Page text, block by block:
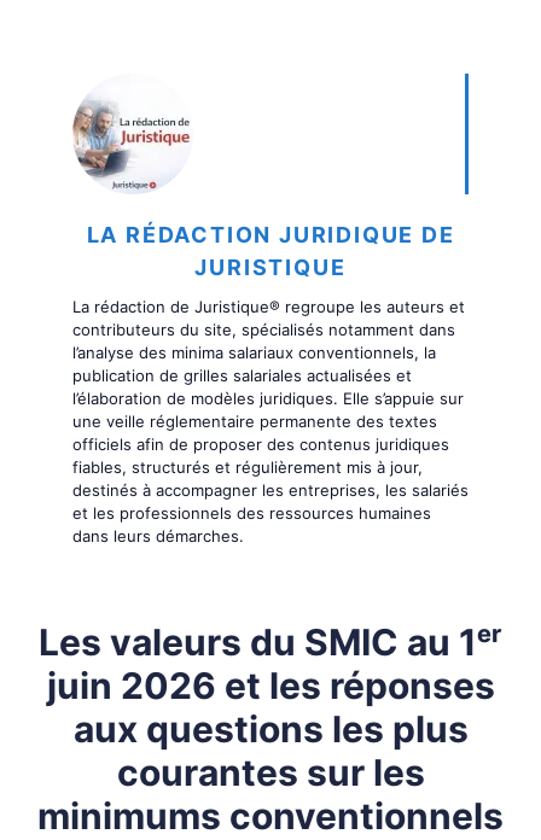
LA RÉDACTION JURIDIQUE DE
JURISTIQUE
La rédaction de Juristique® regroupe les auteurs et
contributeurs du site, spécialisés notamment dans
l’analyse des minima salariaux conventionnels, la
publication de grilles salariales actualisées et
l’élaboration de modèles juridiques. Elle s’appuie sur
une veille réglementaire permanente des textes
officiels afin de proposer des contenus juridiques
fiables, structurés et régulièrement mis à jour,
destinés à accompagner les entreprises, les salariés
et les professionnels des ressources humaines
dans leurs démarches.
Les valeurs du SMIC au 1ᵉʳ
juin 2026 et les réponses
aux questions les plus
courantes sur les
minimums conventionnels